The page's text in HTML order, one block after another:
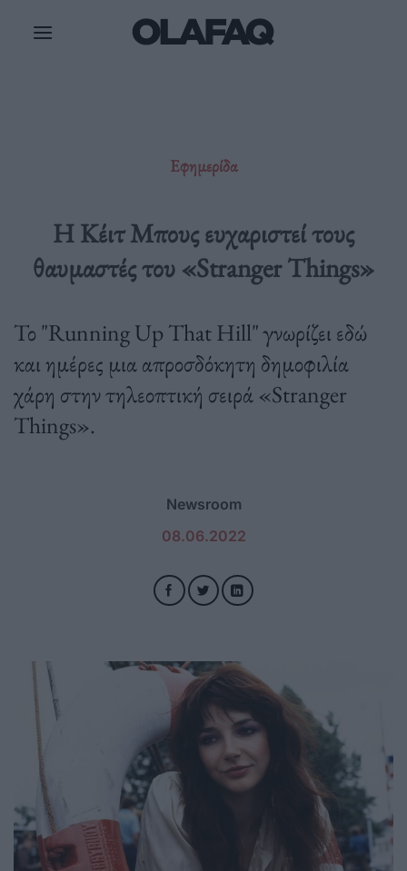
Εφημερίδα
Η Κέιτ Μπους ευχαριστεί τους
θαυμαστές του «Stranger Things»
Το "Running Up That Hill" γνωρίζει εδώ
και ημέρες μια απροσδόκητη δημοφιλία
χάρη στην τηλεοπτική σειρά «Stranger
Things».
Newsroom
08.06.2022